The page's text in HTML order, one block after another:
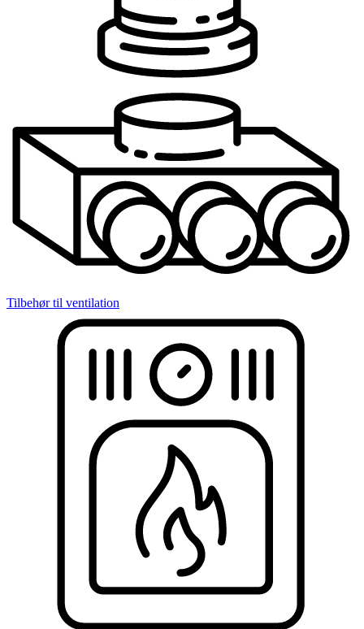
Tilbehør til ventilation